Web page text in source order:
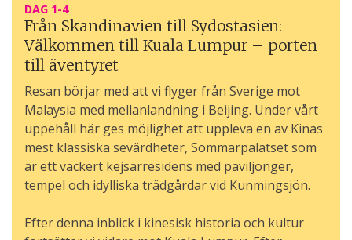
DAG 1-4
Från Skandinavien till Sydostasien:
Välkommen till Kuala Lumpur – porten
till äventyret
Resan börjar med att vi flyger från Sverige mot
Malaysia med mellanlandning i Beijing. Under vårt
uppehåll här ges möjlighet att uppleva en av Kinas
mest klassiska sevärdheter, Sommarpalatset som
är ett vackert kejsarresidens med paviljonger,
tempel och idylliska trädgårdar vid Kunmingsjön.
Efter denna inblick i kinesisk historia och kultur